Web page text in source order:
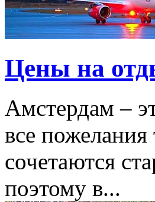
Цены на
Амстердам –
все
сочетаются
поэтому в...